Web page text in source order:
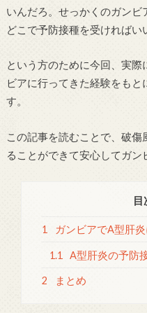
いんだろ。せっかくのガンビ
どこで予防接種を受ければい
という方のために今回、実
ビアに行ってきた経験をも
す。
この記事を読むことで、破傷
ることができて安心してガン
目
1 ガンビアでA型肝
1.1 A型肝炎の予防
2 まとめ